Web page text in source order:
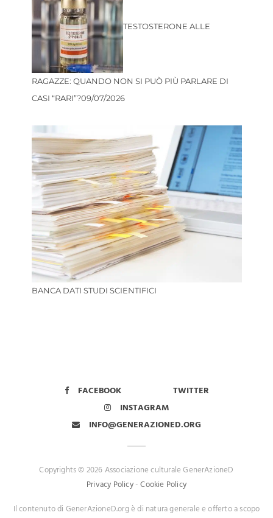
TESTOSTERONE ALLE
RAGAZZE: QUANDO NON SI PUÒ PIÙ PARLARE DI
CASI “RARI”?09/07/2026
BANCA DATI STUDI SCIENTIFICI
FACEBOOK
TWITTER
INSTAGRAM
INFO@GENERAZIONED.ORG
Copyrights © 2026 Associazione culturale GenerAzioneD
Privacy Policy-Cookie Policy
Il contenuto di GenerAzioneD.org è di natura generale e offerto a scopo